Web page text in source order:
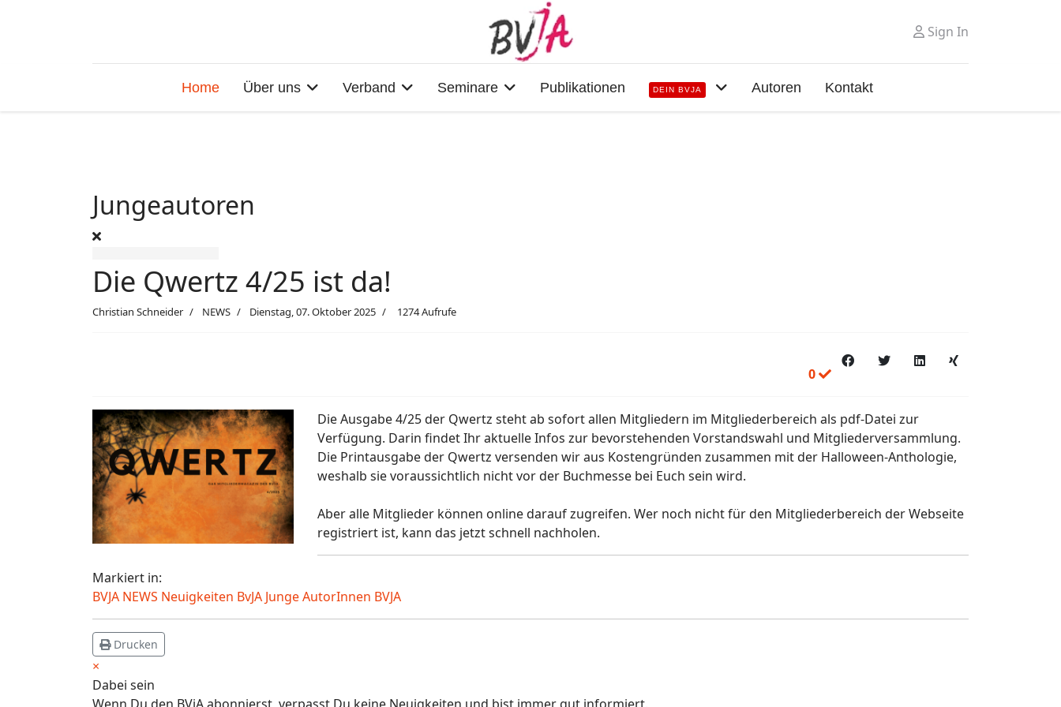
Sign In
Home Über uns Verband Seminare Publikationen DEIN BVJA Autoren Kontakt
Jungeautoren
Die Qwertz 4/25 ist da!
Christian Schneider NEWS Dienstag, 07. Oktober 2025 1274 Aufrufe
0
Die Ausgabe 4/25 der Qwertz steht ab sofort allen Mitgliedern im Mitgliederbereich als pdf-Datei zur
Verfügung. Darin findet Ihr aktuelle Infos zur bevorstehenden Vorstandswahl und Mitgliederversammlung.
Die Printausgabe der Qwertz versenden wir aus Kostengründen zusammen mit der Halloween-Anthologie,
weshalb sie voraussichtlich nicht vor der Buchmesse bei Euch sein wird.
Aber alle Mitglieder können online darauf zugreifen. Wer noch nicht für den Mitgliederbereich der Webseite
registriert ist, kann das jetzt schnell nachholen.
Markiert in:
BVJA NEWS Neuigkeiten BvJA Junge AutorInnen BVJA
Drucken
×
Dabei sein